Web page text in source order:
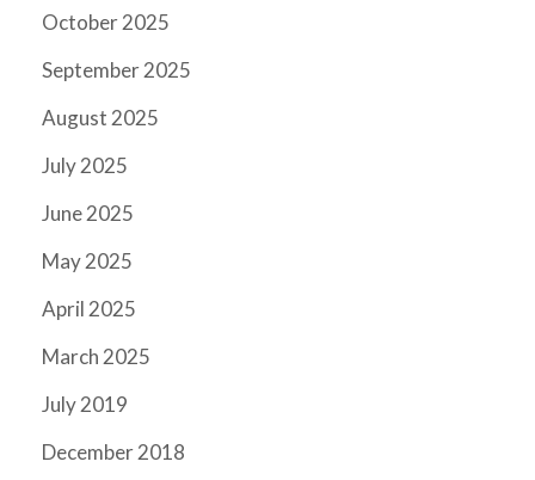
October 2025
September 2025
August 2025
July 2025
June 2025
May 2025
April 2025
March 2025
July 2019
December 2018